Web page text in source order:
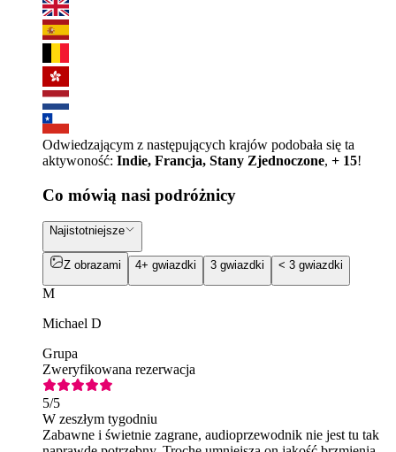
Odwiedzającym z następujących krajów podobała się ta
aktywoność: Indie, Francja, Stany Zjednoczone, + 15!
Co mówią nasi podróżnicy
Najistotniejsze
Z obrazami 4+ gwiazdki 3 gwiazdki < 3 gwiazdki
M
Michael D
Grupa
Zweryfikowana rezerwacja
5/5
W zeszłym tygodniu
Zabawne i świetnie zagrane, audioprzewodnik nie jest tu tak